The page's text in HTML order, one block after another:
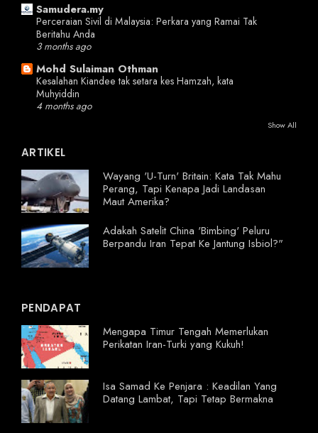
Samudera.my
Perceraian Sivil di Malaysia: Perkara yang Ramai Tak
Beritahu Anda
3 months ago
Mohd Sulaiman Othman
Kesalahan Kiandee tak setara kes Hamzah, kata
Muhyiddin
4 months ago
Show All
ARTIKEL
Wayang 'U-Turn' Britain: Kata Tak Mahu
Perang, Tapi Kenapa Jadi Landasan
Maut Amerika?
Adakah Satelit China 'Bimbing' Peluru
Berpandu Iran Tepat Ke Jantung Isbiol?"
PENDAPAT
Mengapa Timur Tengah Memerlukan
Perikatan Iran-Turki yang Kukuh!
Isa Samad Ke Penjara : Keadilan Yang
Datang Lambat, Tapi Tetap Bermakna